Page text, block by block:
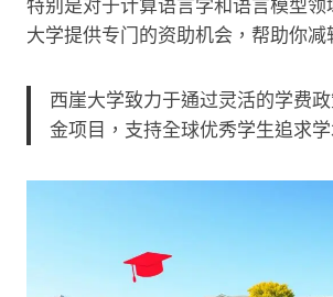
特别是对于计算语言学和语言模型领
大学提供专门的资助机会，帮助你减
西崖大学致力于通过灵活的学费
金项目，支持全球优秀学生追求学